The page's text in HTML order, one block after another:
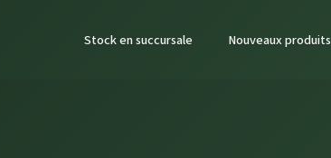
Stock en succursale Nouveaux produits